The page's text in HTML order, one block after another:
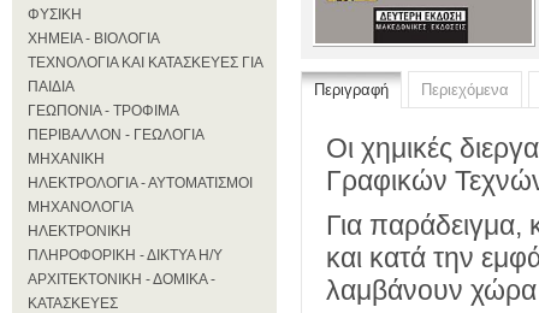
ΦΥΣΙΚΗ
ΧΗΜΕΙΑ - ΒΙΟΛΟΓΙΑ
ΤΕΧΝΟΛΟΓΙΑ ΚΑΙ ΚΑΤΑΣΚΕΥΕΣ ΓΙΑ
ΠΑΙΔΙΑ
ΓΕΩΠΟΝΙΑ - ΤΡΟΦΙΜΑ
ΠΕΡΙΒΑΛΛΟΝ - ΓΕΩΛΟΓΙΑ
ΜΗΧΑΝΙΚΗ
ΗΛΕΚΤΡΟΛΟΓΙΑ - ΑΥΤΟΜΑΤΙΣΜΟΙ
ΜΗΧΑΝΟΛΟΓΙΑ
ΗΛΕΚΤΡΟΝΙΚΗ
ΠΛΗΡΟΦΟΡΙΚΗ - ΔΙΚΤΥΑ Η/Υ
ΑΡΧΙΤΕΚΤΟΝΙΚΗ - ΔΟΜΙΚΑ -
ΚΑΤΑΣΚΕΥΕΣ
Περιγραφή Περιεχόμενα
Οι χημικές
Γραφικών
Για παράδειγμα,
και κατά την
λαμβάνουν χώρα